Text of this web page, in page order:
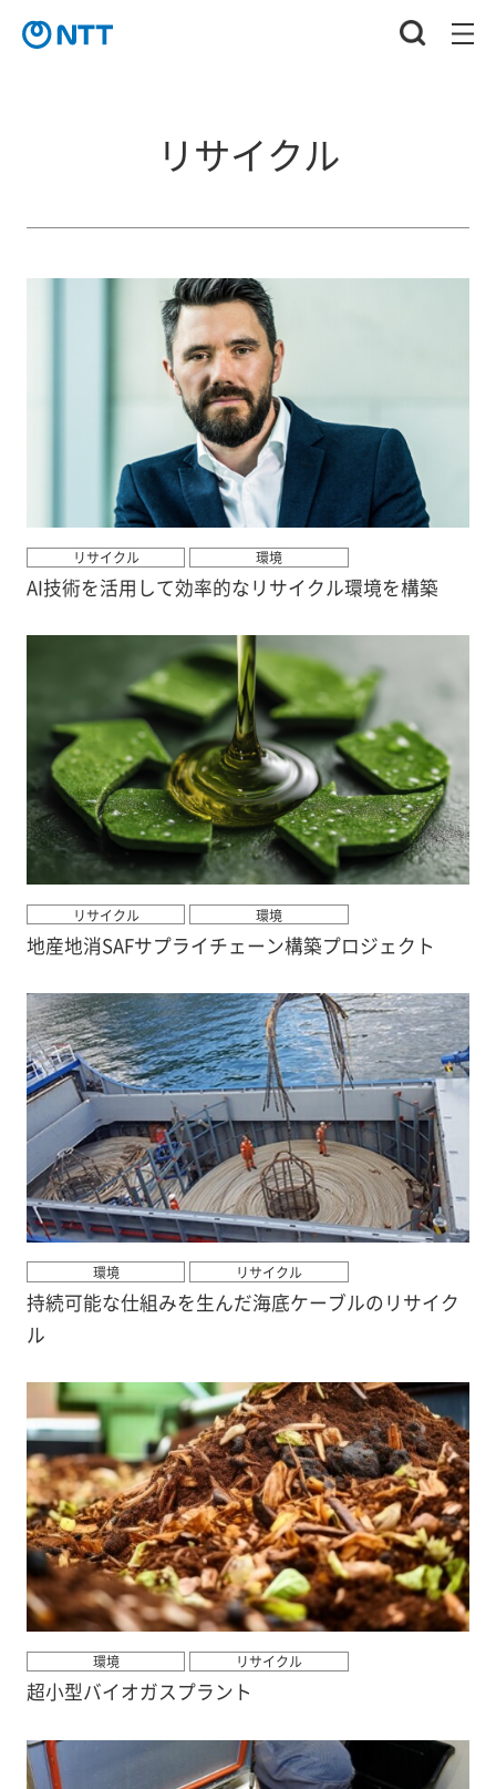
リサイクル
リサイクル 環境
AI技術を活用して効率的なリサイクル環境を構築
リサイクル 環境
地産地消SAFサプライチェーン構築プロジェクト
環境 リサイクル
持続可能な仕組みを生んだ海底ケーブルのリサイク
ル
環境 リサイクル
超小型バイオガスプラント